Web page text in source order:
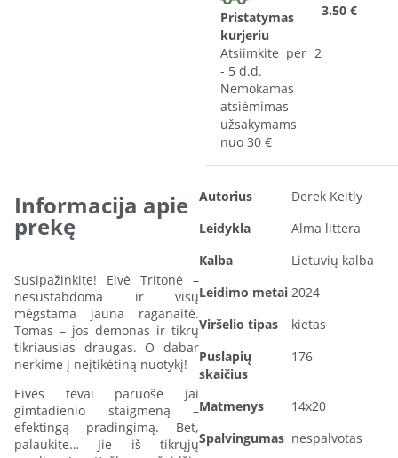
Pristatymas
kurjeriu
Atsiimkite per 2
- 5 d.d.
Nemokamas
atsiėmimas
užsakymams
nuo 30 €
3.50 €
Informacija apie
prekę
Susipažinkite! Eivė Tritonė –
nesustabdoma ir visų
mėgstama jauna raganaitė.
Tomas – jos demonas ir tikrų
tikriausias draugas. O dabar
nerkime į neįtikėtiną nuotykį!
Eivės tėvai paruošė jai
gimtadienio staigmeną –
efektingą pradingimą. Bet,
palaukite… Jie iš tikrųjų
Autorius
Derek Keitly
Leidykla
Alma littera
Kalba
Lietuvių kalba
Leidimo metai 2024
Viršelio tipas
kietas
Puslapių
skaičius
176
Matmenys
14x20
Spalvingumas nespalvotas